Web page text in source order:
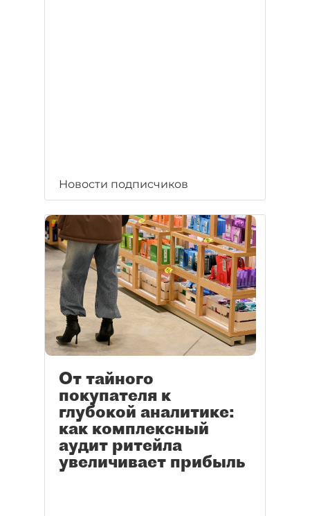
Новости подписчиков
От тайного
покупателя к
глубокой аналитике:
как комплексный
аудит ритейла
увеличивает прибыль